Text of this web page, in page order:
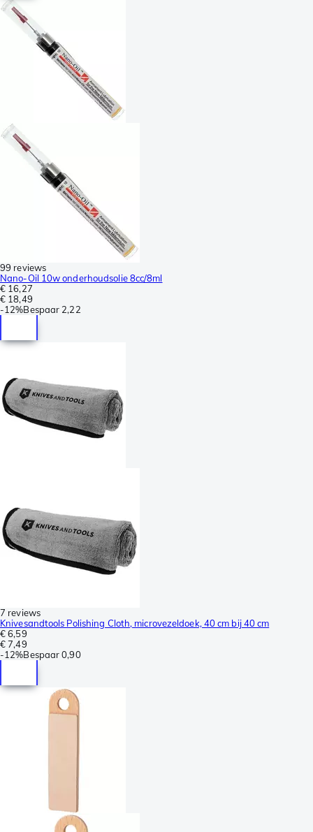
99 reviews
Nano-Oil 10w onderhoudsolie 8cc/8ml
€ 16,27
€ 18,49
-12%Bespaar 2,22
7 reviews
Knivesandtools Polishing Cloth, microvezeldoek, 40 cm bij 40 cm
€ 6,59
€ 7,49
-12%Bespaar 0,90